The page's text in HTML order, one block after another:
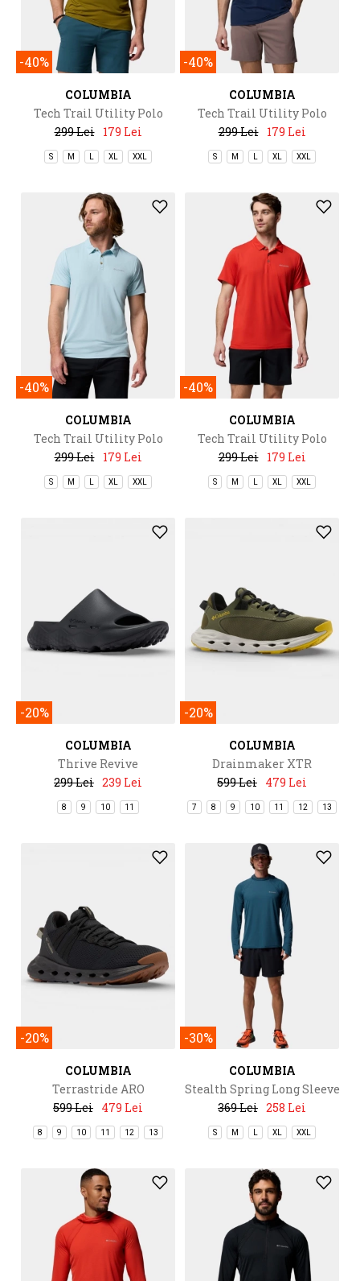
-40%
COLUMBIA
Tech Trail Utility Polo
299 Lei
179 Lei
S M XL XXL
-40%
COLUMBIA
Tech Trail Utility Polo
299 Lei
179 Lei
S M XL XXL
-40%
COLUMBIA
Tech Trail Utility Polo
299 Lei
179 Lei
S M XL XXL
-40%
COLUMBIA
Tech Trail Utility Polo
299 Lei
179 Lei
S M XL XXL
-20%
COLUMBIA
Thrive Revive
299 Lei 239 Lei
8 9 10 11
-20%
COLUMBIA
Drainmaker XTR
599 Lei 479 Lei
7 8 9 10 11 12 13
-20%
COLUMBIA
Terrastride ARO
599 Lei 479 Lei
8 9 10 11 12 13
-30%
COLUMBIA
Stealth Spring Long Sleeve
Hoodie
369 Lei 258 Lei
S M XL XXL